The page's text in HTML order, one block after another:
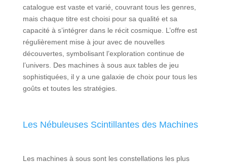
catalogue est vaste et varié, couvrant tous les genres,
mais chaque titre est choisi pour sa qualité et sa
capacité à s’intégrer dans le récit cosmique. L’offre est
régulièrement mise à jour avec de nouvelles
découvertes, symbolisant l’exploration continue de
l’univers. Des machines à sous aux tables de jeu
sophistiquées, il y a une galaxie de choix pour tous les
goûts et toutes les stratégies.
Les Nébuleuses Scintillantes des Machines
Les machines à sous sont les constellations les plus